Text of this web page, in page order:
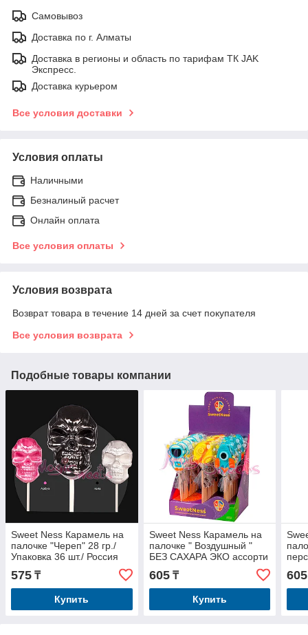
Самовывоз
Доставка по г. Алматы
Доставка в регионы и область по тарифам ТК JAK
Экспресс.
Доставка курьером
Все условия доставки
Условия оплаты
Наличными
Безналиный расчет
Онлайн оплата
Все условия оплаты
Условия возврата
Возврат товара в течение 14 дней за счет покупателя
Все условия возврата
Подобные товары компании
Sweet Ness Карамель на
палочке "Череп" 28 гр./
Упаковка 36 шт./ Россия
575 ₸
Купить
Sweet Ness Карамель на
палочке " Воздушный "
БЕЗ САХАРА ЭКО ассорти
Россия
605₸
Купить
605